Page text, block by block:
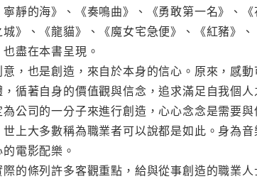
靜的海》、《奏鳴曲》、《勇敢第一名》、
城》、《龍貓》、《魔女宅急便》、《紅豬》
盡在本書呈現。
，也是創造，來自於本身的信心。原來，感
循著自身的價值觀與信念，追求滿足自我個
公司的一分子來進行創造，心心念念是需要
上大多數稱為職業者可以說都是如此。身為
電影配樂。
的條列許多客觀重點，給與從事創造的職業